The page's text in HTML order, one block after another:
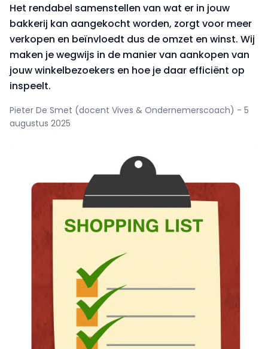
Het rendabel samenstellen van wat er in jouw
bakkerij kan aangekocht worden, zorgt voor meer
verkopen en beïnvloedt dus de omzet en winst. Wij
maken je wegwijs in de manier van aankopen van
jouw winkelbezoekers en hoe je daar efficiënt op
inspeelt.
Pieter De Smet (docent Vives & Ondernemerscoach) - 5
augustus 2025